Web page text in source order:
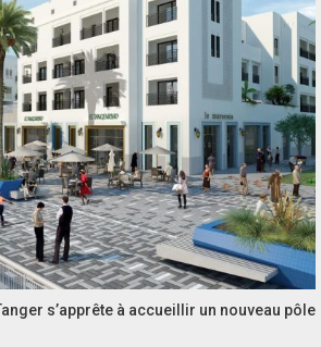
s’apprête à accueillir un nouveau pôle…